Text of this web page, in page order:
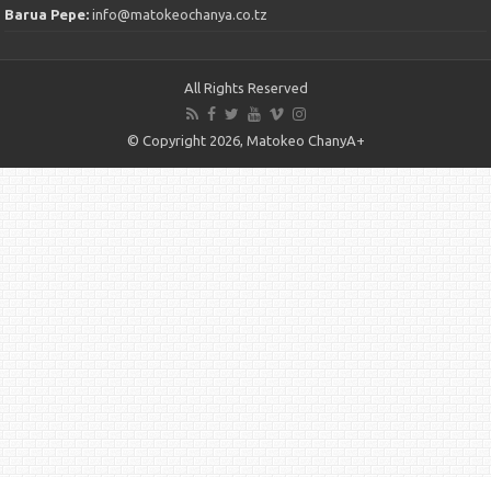
Barua Pepe:info@matokeochanya.co.tz
All Rights Reserved
© Copyright 2026, Matokeo ChanyA+